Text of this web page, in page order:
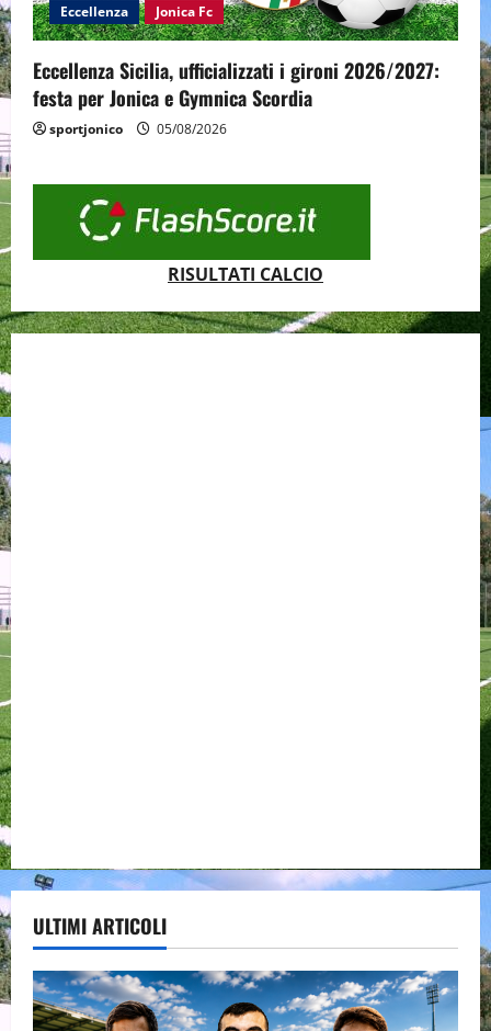
Eccellenza Jonica Fc
Eccellenza Sicilia, ufficializzati i gironi 2026/2027:
festa per Jonica e Gymnica Scordia
sportjonico 05/08/2026
RISULTATI CALCIO
ULTIMI ARTICOLI